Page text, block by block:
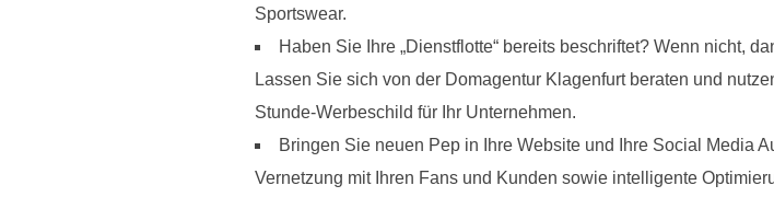
Sportswear.
Haben Sie Ihre „Dienstflotte“ bereits beschriftet? Wenn nicht,
Lassen Sie sich von der Domagentur Klagenfurt beraten und
Stunde-Werbeschild für Ihr Unternehmen.
Bringen Sie neuen Pep in Ihre Website und Ihre Social Media
Vernetzung mit Ihren Fans und Kunden sowie intelligente